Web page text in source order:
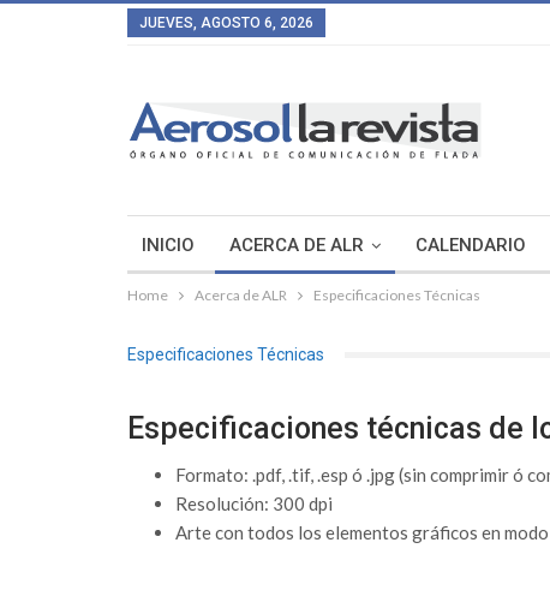
JUEVES, AGOSTO 6, 2026
INICIO ACERCA DE ALR CALENDARIO
Home Acerca de ALR Especificaciones Técnicas
Especificaciones Técnicas
Especificaciones técnicas de
Formato: .pdf, .tif, .esp ó .jpg (sin comprimir ó
Resolución: 300 dpi
Arte con todos los elementos gráficos en